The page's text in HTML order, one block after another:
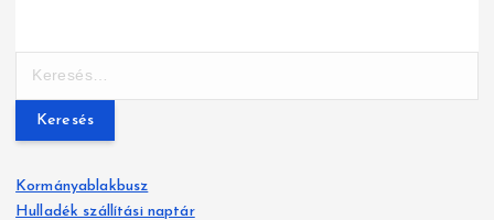
y
z
é
s
e
é
s
Kormányablakbusz
Hulladék szállítási naptár